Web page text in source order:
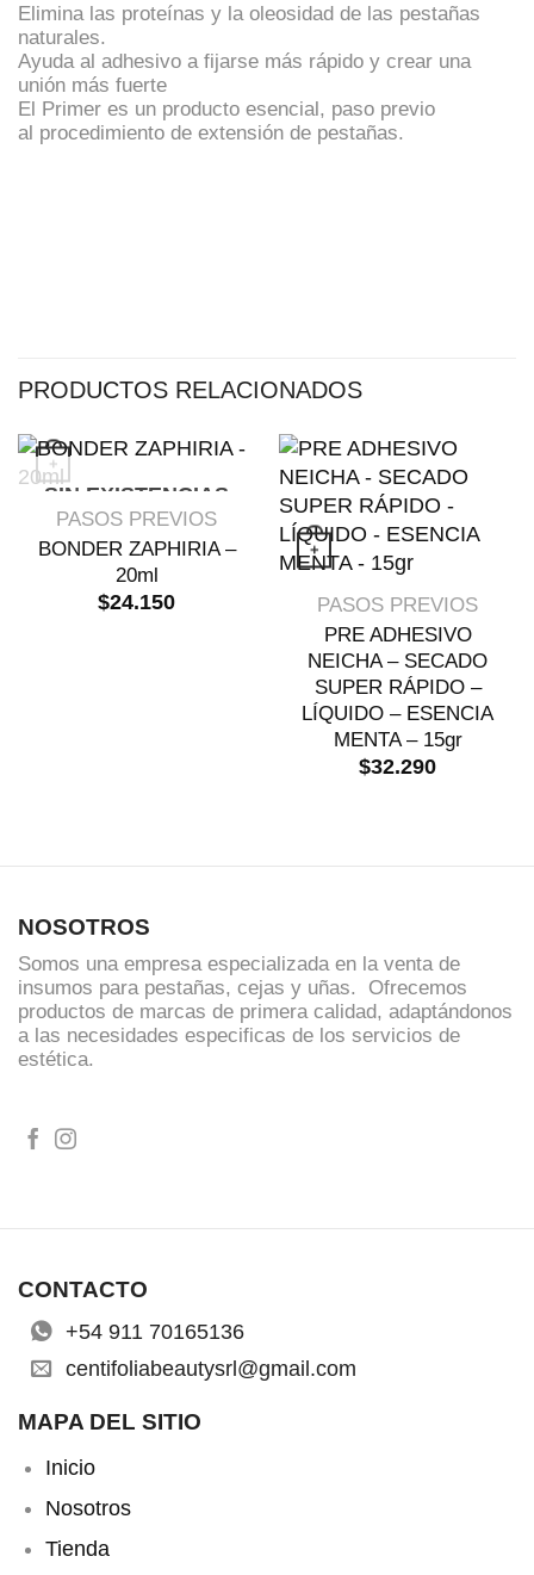
Elimina las proteínas y la oleosidad de las pestañas
naturales.
Ayuda al adhesivo a fijarse más rápido y crear una
unión más fuerte
El Primer es un producto esencial, paso previo
al procedimiento de extensión de pestañas.
PRODUCTOS RELACIONADOS
+
VISTA RÁPIDA
SIN EXISTENCIAS
PASOS PREVIOS
BONDER ZAPHIRIA –
20ml
$24.150
+
VISTA RÁPIDA
PASOS PREVIOS
PRE ADHESIVO
NEICHA – SECADO
SUPER RÁPIDO –
LÍQUIDO – ESENCIA
MENTA – 15gr
$32.290
NOSOTROS
Somos una empresa especializada en la venta de
insumos para pestañas, cejas y uñas. Ofrecemos
productos de marcas de primera calidad, adaptándonos
a las necesidades especificas de los servicios de
estética.
CONTACTO
+54 911 70165136
centifoliabeautysrl@gmail.com
MAPA DEL SITIO
Inicio
Nosotros
Tienda